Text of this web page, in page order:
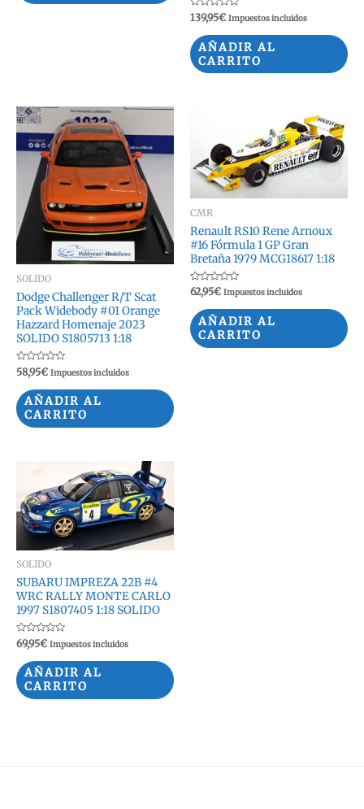
Valorado
con
de
5
139,95€ Impuestos incluidos
AÑADIR AL
CARRITO
SOLIDO
Dodge Challenger R/T Scat
Pack Widebody #01 Orange
Hazzard Homenaje 2023
SOLIDO S1805713 1:18
Valorado
con
de
5
58,95€ Impuestos incluidos
AÑADIR AL
CARRITO
CMR
Renault RS10 Rene Arnoux
#16 Fórmula 1 GP Gran
Bretaña 1979 MCG18617 1:18
Valorado
con
de
5
62,95€ Impuestos incluidos
AÑADIR AL
CARRITO
SOLIDO
SUBARU IMPREZA 22B #4
WRC RALLY MONTE CARLO
1997 S1807405 1:18 SOLIDO
Valorado
con
de
5
69,95€ Impuestos incluidos
AÑADIR AL
CARRITO